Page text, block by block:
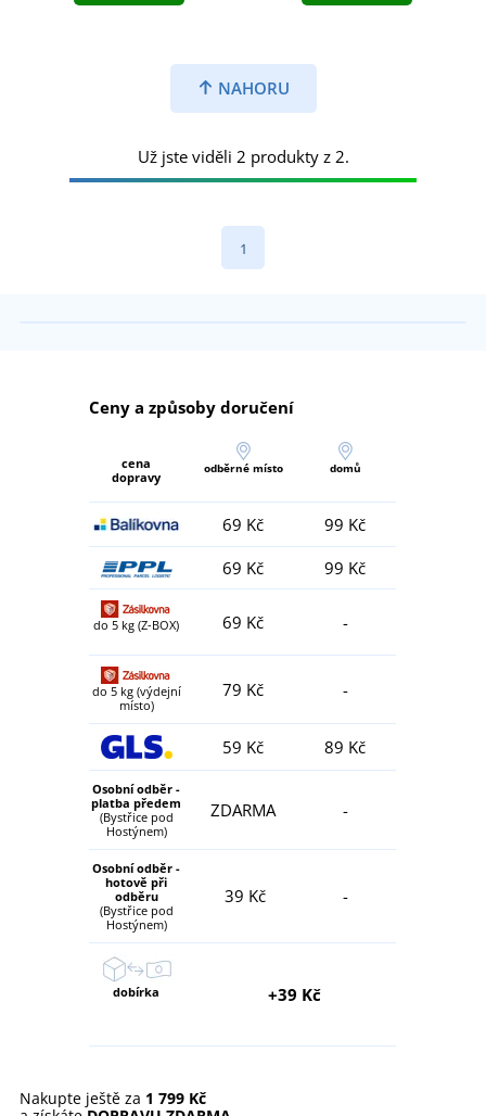
NAHORU
Už jste viděli 2 produkty z 2.
1
Ceny a způsoby doručení
cena
dopravy
odběrné místo domů
69 Kč
99 Kč
69 Kč
99 Kč
do 5 kg (Z-BOX) 69 Kč -
do 5 kg (výdejní
místo)
79 Kč -
59 Kč 89 Kč
Osobní odběr -
platba předem
(Bystřice pod
Hostýnem)
ZDARMA -
Osobní odběr -
hotově při
odběru
(Bystřice pod
Hostýnem)
39 Kč -
dobírka +39 Kč
Nakupte ještě za 1 799 Kč